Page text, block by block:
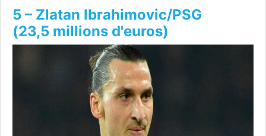
5 – Zlatan Ibrahimovic/PSG
(23,5 millions d'euros)